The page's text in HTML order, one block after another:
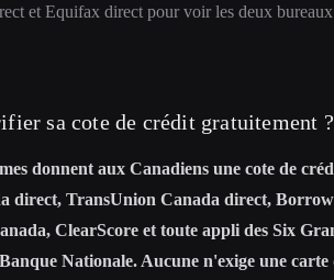
et Equifax direct pour voir les deux bureaux
sa cote de crédit gratuitement ?
donnent aux Canadiens une cote de
direct, TransUnion Canada direct,
ClearScore et toute appli des Six
Nationale. Aucune n'exige une carte